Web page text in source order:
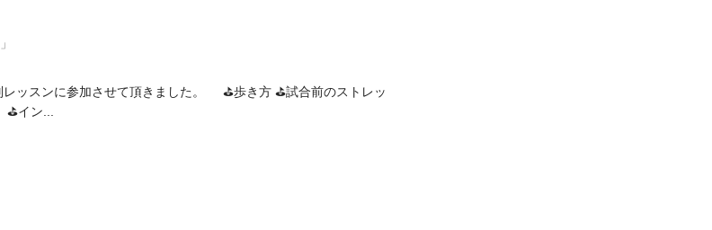
ッスンに参加させて頂きました。 ⛳歩き方 ⛳試合前のストレッ
イン...